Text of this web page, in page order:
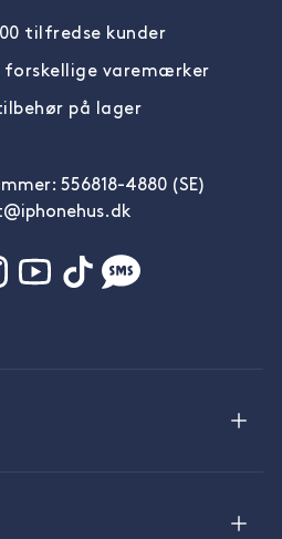
tilfredse kunder
forskellige varemærker
på lager
556818-4880 (SE)